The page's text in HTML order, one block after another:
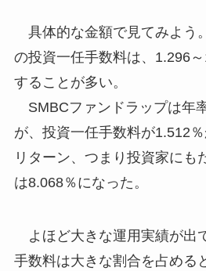
具体的な金額で見てみよう
の投資一任手数料は、1.296
することが多い。
SMBCファンドラップは年
が、投資一任手数料が1.512
リターン、つまり投資家にも
は8.068％になった。
よほど大きな運用実績が出
手数料は大きな割合を占める